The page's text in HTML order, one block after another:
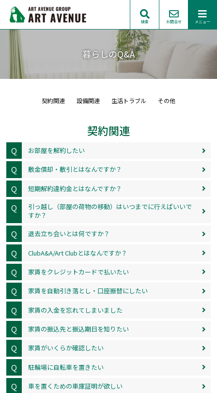
検索 お問合せ メニュー
暮らしのQ&A
契約関連 設備関連 生活トラブル その他
契約関連
Q お部屋を解約したい
Q 敷金償却・敷引とはなんですか？
Q 短期解約違約金とはなんですか？
Q
引っ越し（部屋の荷物の移動）はいつまでに行えばいいで
すか？
Q 退去立ち会いとは何ですか？
Q ClubA&A/Art Clubとはなんですか？
Q 家賃をクレジットカードで払いたい
Q 家賃を自動引き落とし・口座振替にしたい
Q 家賃の入金を忘れてしまいました
Q 家賃の振込先と振込期日を知りたい
Q 家賃がいくらか確認したい
Q 駐輪場に自転車を置きたい
Q 車を置くための車庫証明が欲しい